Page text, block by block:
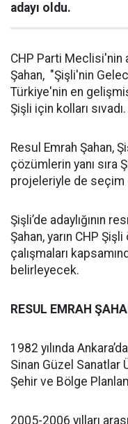
adayı oldu.
CHP Parti Meclisi'nin
Şahan, "Şişli'nin
Türkiye'nin en
Şişli için kolları sıvadı.
Resul Emrah Şahan,
çözümlerin yanı sıra
projeleriyle de seçim
Şişli’de adaylığının
Şahan, yarın CHP
çalışmaları
belirleyecek.
RESUL EMRAH
1982 yılında
Sinan Güzel Sanatlar
Şehir ve Bölge
2005-2006 yılları